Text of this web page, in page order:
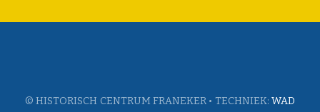
© HISTORISCH CENTRUM FRANEKER • TECHNIEK: WAD